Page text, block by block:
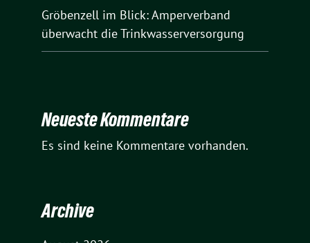
Gröbenzell im Blick: Amperverband
überwacht die Trinkwasserversorgung
Neueste Kommentare
Es sind keine Kommentare vorhanden.
Archive